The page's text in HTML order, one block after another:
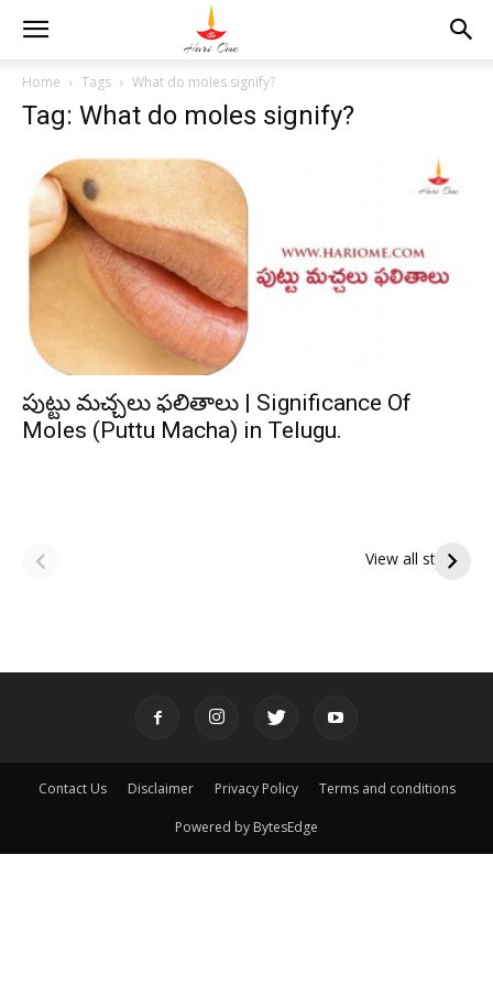
Home Tags What do moles signify?
Tag: What do moles signify?
పుట్టు మచ్చలు ఫలితాలు | Significance Of
Moles (Puttu Macha) in Telugu.
View all stories
పితృదేవతల ఆశీర్వాదం
ఇంద్రకీలాద్రి గిరి ప్రదక్షిణ
Contact Us Disclaimer Privacy Policy Terms and conditions
Powered by BytesEdge